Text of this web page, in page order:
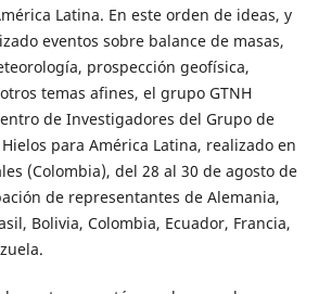
Latina. En este orden de ideas, y
eventos sobre balance de masas,
prospección geofísica,
temas afines, el grupo GTNH
de Investigadores del Grupo de
para América Latina, realizado en
(Colombia), del 28 al 30 de agosto de
de representantes de Alemania,
Bolivia, Colombia, Ecuador, Francia,